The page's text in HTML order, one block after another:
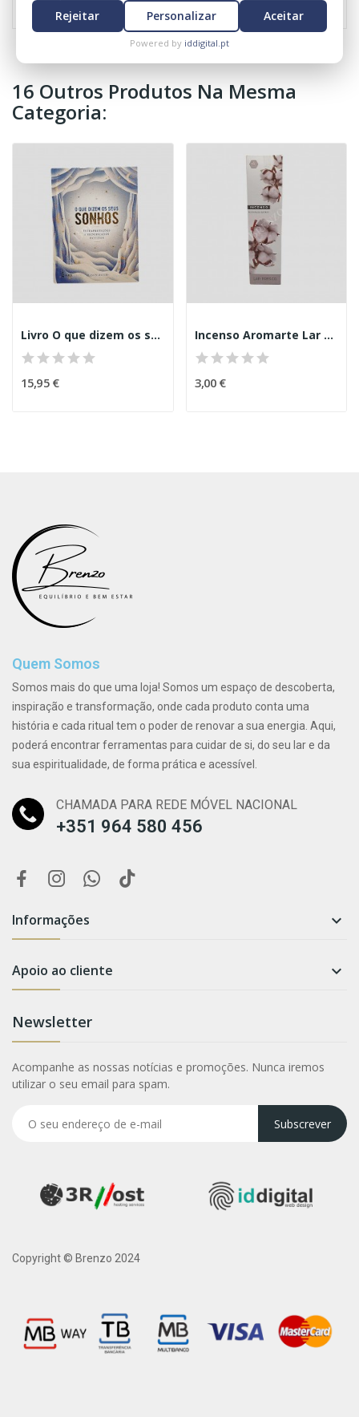
16 Outros Produtos Na Mesma
Categoria:
Livro O que dizem os seus sonhos
15,95 €
Incenso Aromarte Lar fresco
3,00 €
Quem Somos
Somos mais do que uma loja! Somos um espaço de descoberta,
inspiração e transformação, onde cada produto conta uma
história e cada ritual tem o poder de renovar a sua energia. Aqui,
poderá encontrar ferramentas para cuidar de si, do seu lar e da
sua espiritualidade, de forma prática e acessível.
CHAMADA PARA REDE MÓVEL NACIONAL
+351 964 580 456
Informações 
Apoio ao cliente 
Newsletter
Acompanhe as nossas notícias e promoções. Nunca iremos
utilizar o seu email para spam.
Subscrever
Copyright © Brenzo 2024
Rejeitar
Personalizar Aceitar
Powered by iddigital.pt